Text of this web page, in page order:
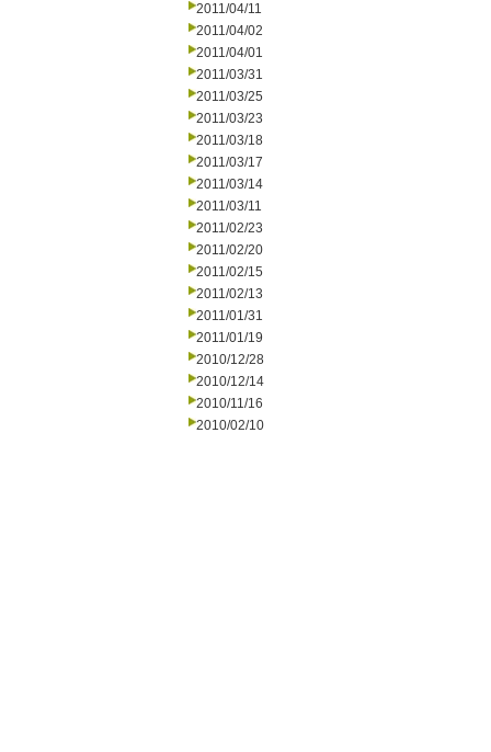
2011/04/11
2011/04/02
2011/04/01
2011/03/31
2011/03/25
2011/03/23
2011/03/18
2011/03/17
2011/03/14
2011/03/11
2011/02/23
2011/02/20
2011/02/15
2011/02/13
2011/01/31
2011/01/19
2010/12/28
2010/12/14
2010/11/16
2010/02/10